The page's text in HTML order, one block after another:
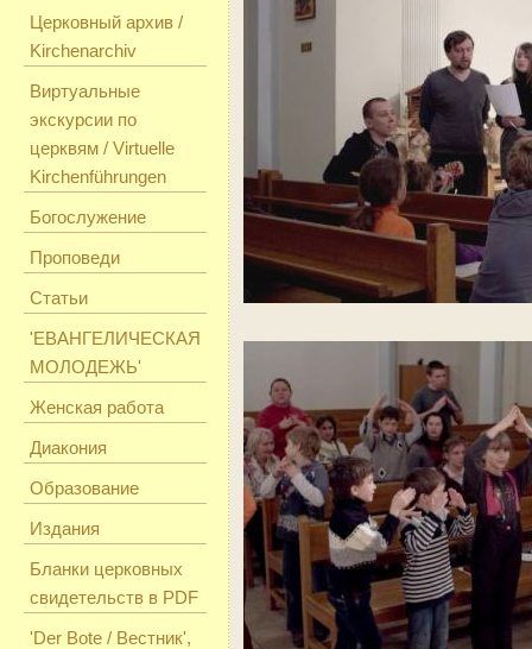
Церковный архив /
Kirchenarchiv
Виртуальные
экскурсии по
церквям / Virtuelle
Kirchenführungen
Богослужение
Проповеди
Статьи
'ЕВАНГЕЛИЧЕСКАЯ
МОЛОДЕЖЬ'
Женская работа
Диакония
Образование
Издания
Бланки церковных
свидетельств в PDF
'Der Bote / Вестник',